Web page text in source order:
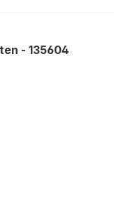
- 135604